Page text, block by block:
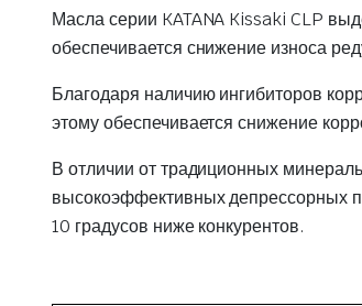
Масла серии KATANA Kissaki CLP
обеспечивается снижение износа
Благодаря наличию ингибиторов
этому обеспечивается снижение
В отличии от традиционных
высокоэффективных депрессорных
10 градусов ниже конкурентов.